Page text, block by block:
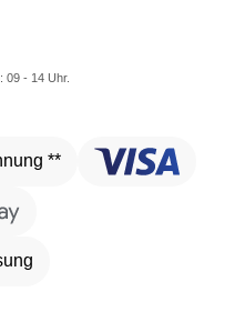
09 - 14 Uhr.
**